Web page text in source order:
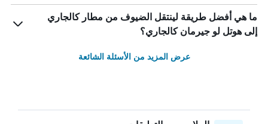
ما هي أفضل طريقة لينتقل الضيوف من مطار كالجاري
إلى هوتل لو جيرمان كالجاري؟
عرض المزيد من الأسئلة الشائعة